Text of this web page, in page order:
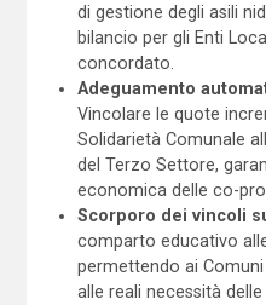
di gestione degli asili
bilancio per gli Enti
concordato.
Adeguamento
Vincolare le quote
Solidarietà Comunale
del Terzo Settore,
economica delle co-
Scorporo dei vincoli
comparto educativo
permettendo ai
alle reali necessità